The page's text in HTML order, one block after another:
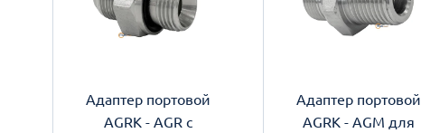
Адаптер портовой
AGRK - AGR с
Адаптер портовой
AGRK - AGM для